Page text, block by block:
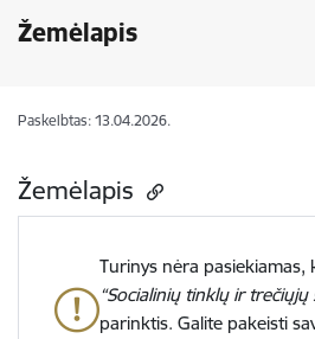
Žemėlapis
Paskelbtas: 13.04.2026.
Žemėlapis
Turinys nėra pasiekiamas,
“Socialinių tinklų ir trečiųjų
parinktis. Galite pakeisti